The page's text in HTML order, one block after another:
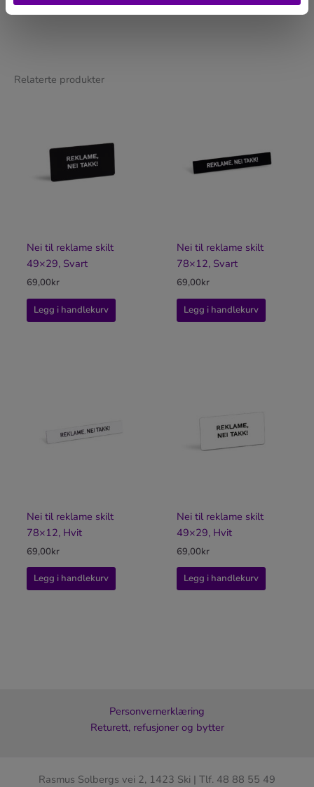
Relaterte produkter
Nei til reklame skilt
49×29, Svart
69,00kr
Legg i handlekurv
Nei til reklame skilt
78×12, Svart
69,00kr
Legg i handlekurv
Nei til reklame skilt
78×12, Hvit
69,00kr
Legg i handlekurv
Nei til reklame skilt
49×29, Hvit
69,00kr
Legg i handlekurv
Personvernerklæring
Returett, refusjoner og bytter
Rasmus Solbergs vei 2, 1423 Ski | Tlf. 48 88 55 49